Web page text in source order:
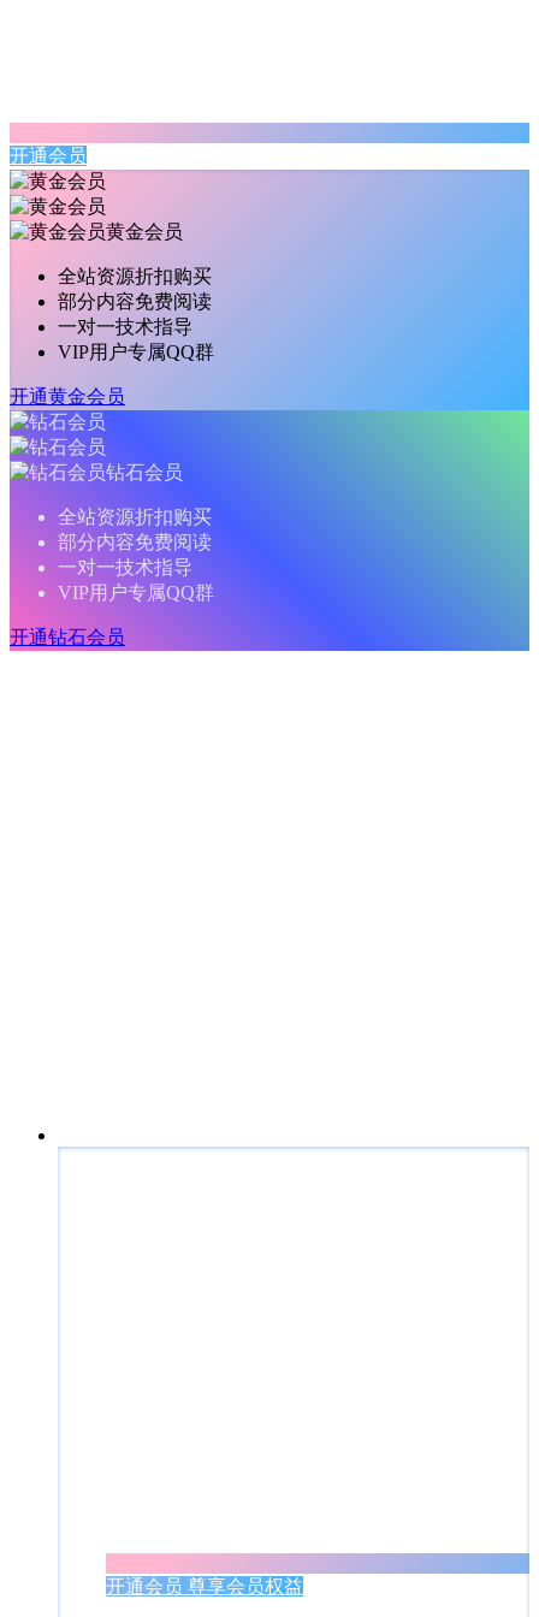
开通会员
黄金会员
全站资源折扣购买
部分内容免费阅读
一对一技术指导
VIP用户专属QQ群
开通黄金会员
钻石会员
全站资源折扣购买
部分内容免费阅读
一对一技术指导
VIP用户专属QQ群
开通钻石会员
开通会员 尊享会员权益